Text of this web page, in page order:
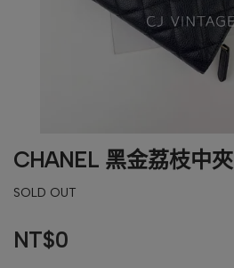
CHANEL 黑金荔枝中夾
SOLD OUT
NT$0